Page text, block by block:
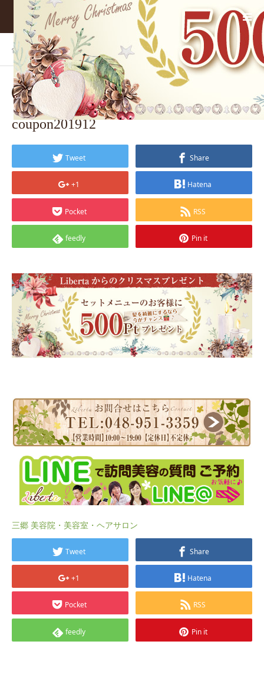
ホームBLOG coupon201912
coupon201912
Tweet Share
+1 Hatena
Pocket RSS
feedly Pin it
三郷 美容院・美容室・ヘアサロン
Tweet Share
+1 Hatena
Pocket RSS
feedly Pin it